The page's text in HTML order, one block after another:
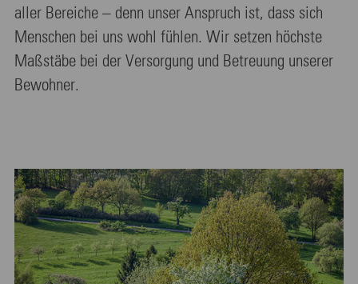
aller Bereiche – denn unser Anspruch ist, dass sich
Menschen bei uns wohl fühlen. Wir setzen höchste
Maßstäbe bei der Versorgung und Betreuung unserer
Bewohner.